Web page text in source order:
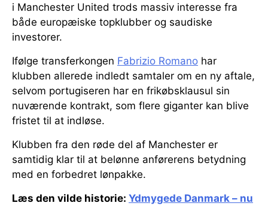
i Manchester United trods massiv interesse fra
både europæiske topklubber og saudiske
investorer.
Ifølge transferkongen Fabrizio Romano har
klubben allerede indledt samtaler om en ny aftale,
selvom portugiseren har en frikøbsklausul sin
nuværende kontrakt, som flere giganter kan blive
fristet til at indløse.
Klubben fra den røde del af Manchester er
samtidig klar til at belønne anførerens betydning
med en forbedret lønpakke.
Læs den vilde historie: Ydmygede Danmark – nu